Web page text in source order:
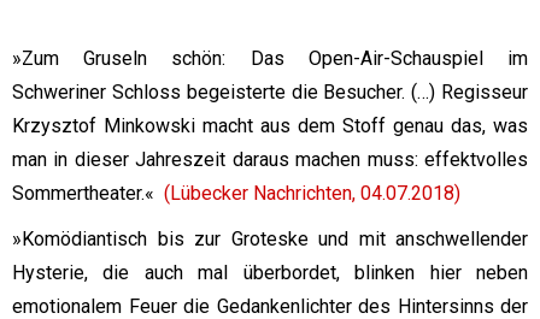
»Zum Gruseln schön: Das Open-Air-Schauspiel im
Schweriner Schloss begeisterte die Besucher. (…) Regisseur
Krzysztof Minkowski macht aus dem Stoff genau das, was
man in dieser Jahreszeit daraus machen muss: effektvolles
Sommertheater.« (Lübecker Nachrichten, 04.07.2018)
»Komödiantisch bis zur Groteske und mit anschwellender
Hysterie, die auch mal überbordet, blinken hier neben
emotionalem Feuer die Gedankenlichter des Hintersinns der